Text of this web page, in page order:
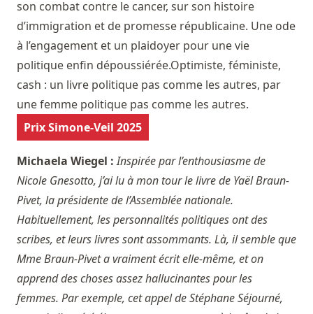
son combat contre le cancer, sur son histoire
d’immigration et de promesse républicaine. Une ode
à l’engagement et un plaidoyer pour une vie
politique enfin dépoussiérée.Optimiste, féministe,
cash : un livre politique pas comme les autres, par
une femme politique pas comme les autres.
Prix Simone-Veil 2025
Michaela Wiegel :Inspirée par l’enthousiasme de
Nicole Gnesotto, j’ai lu à mon tour le livre de Yaël Braun-
Pivet, la présidente de l’Assemblée nationale.
Habituellement, les personnalités politiques ont des
scribes, et leurs livres sont assommants. Là, il semble que
Mme Braun-Pivet a vraiment écrit elle-même, et on
apprend des choses assez hallucinantes pour les
femmes. Par exemple, cet appel de Stéphane Séjourné,